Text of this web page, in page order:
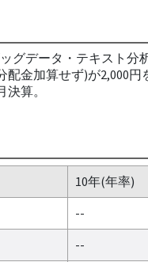
グデータ・テキスト分
金加算せず)が2,000円
算。
10年(年率)
--
--